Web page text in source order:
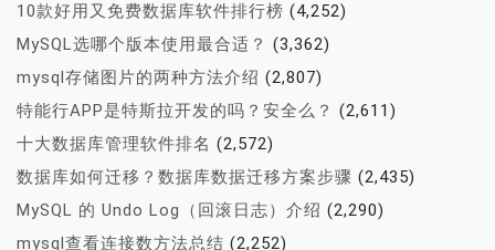
10款好用又免费数据库软件排行榜 (4,252)
MySQL选哪个版本使用最合适？ (3,362)
mysql存储图片的两种方法介绍 (2,807)
特能行APP是特斯拉开发的吗？安全么？ (2,611)
十大数据库管理软件排名 (2,572)
数据库如何迁移？数据库数据迁移方案步骤 (2,435)
MySQL 的 Undo Log（回滚日志）介绍 (2,290)
mysql查看连接数方法总结 (2,252)